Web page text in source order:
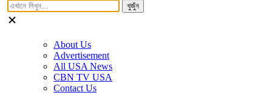
খুজুঁন
About Us
Advertisement
All USA News
CBN TV USA
Contact Us